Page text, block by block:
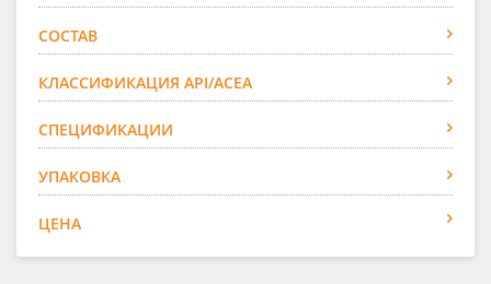
СОСТАВ
КЛАССИФИКАЦИЯ API/ACEA
СПЕЦИФИКАЦИИ
УПАКОВКА
ЦЕНА